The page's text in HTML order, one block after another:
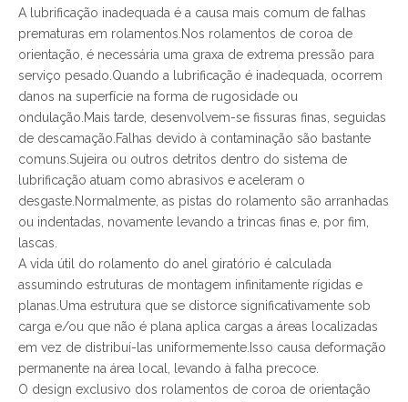
A lubrificação inadequada é a causa mais comum de falhas
prematuras em rolamentos.Nos rolamentos de coroa de
orientação, é necessária uma graxa de extrema pressão para
serviço pesado.Quando a lubrificação é inadequada, ocorrem
danos na superfície na forma de rugosidade ou
ondulação.Mais tarde, desenvolvem-se fissuras finas, seguidas
de descamação.Falhas devido à contaminação são bastante
comuns.Sujeira ou outros detritos dentro do sistema de
lubrificação atuam como abrasivos e aceleram o
desgaste.Normalmente, as pistas do rolamento são arranhadas
ou indentadas, novamente levando a trincas finas e, por fim,
lascas.
A vida útil do rolamento do anel giratório é calculada
assumindo estruturas de montagem infinitamente rígidas e
planas.Uma estrutura que se distorce significativamente sob
carga e/ou que não é plana aplica cargas a áreas localizadas
em vez de distribuí-las uniformemente.Isso causa deformação
permanente na área local, levando à falha precoce.
O design exclusivo dos rolamentos de coroa de orientação